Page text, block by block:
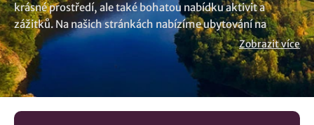
krásné prostředí, ale také bohatou nabídku aktivit a
zážitků. Na našich stránkách nabízíme ubytování na
horách v okolí hezké obce Malenovice, které jsou zajímavé
pro nadšence a milovníky hor. Prozkoumejte nabídky a
vzhůru do hor. Zajímavá vás kompletní seznam ubytování
v lokalitě Malenovice
.? U nás si vyberete.
Zobrazit více